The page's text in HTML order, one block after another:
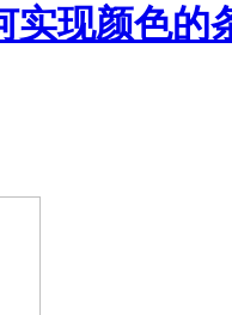
实现颜色的